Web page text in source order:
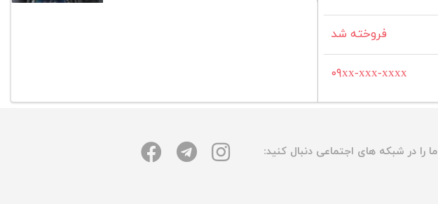
فروخته شد
۰۹xx-xxx-xxxx
ما را در شبکه های اجتماعی دنبال کنید: